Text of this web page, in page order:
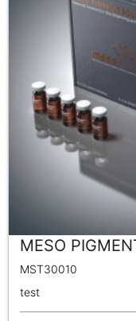
MESO
MST30010
test